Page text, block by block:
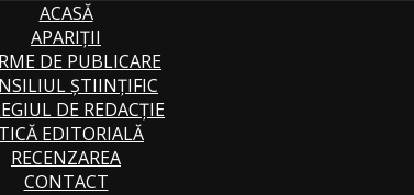
ACASĂ
APARIȚII
DE PUBLICARE
ȘTIINȚIFIC
DE REDACȚIE
EDITORIALĂ
RECENZAREA
CONTACT